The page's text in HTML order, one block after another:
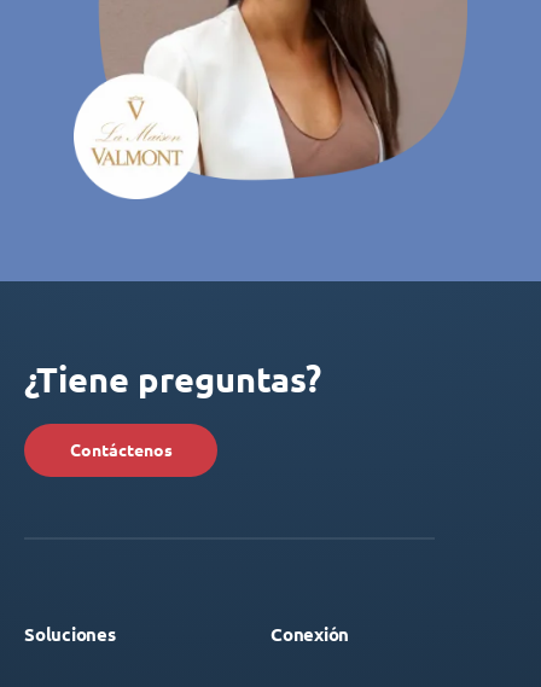
¿Tiene preguntas?
Contáctenos
Soluciones Conexión